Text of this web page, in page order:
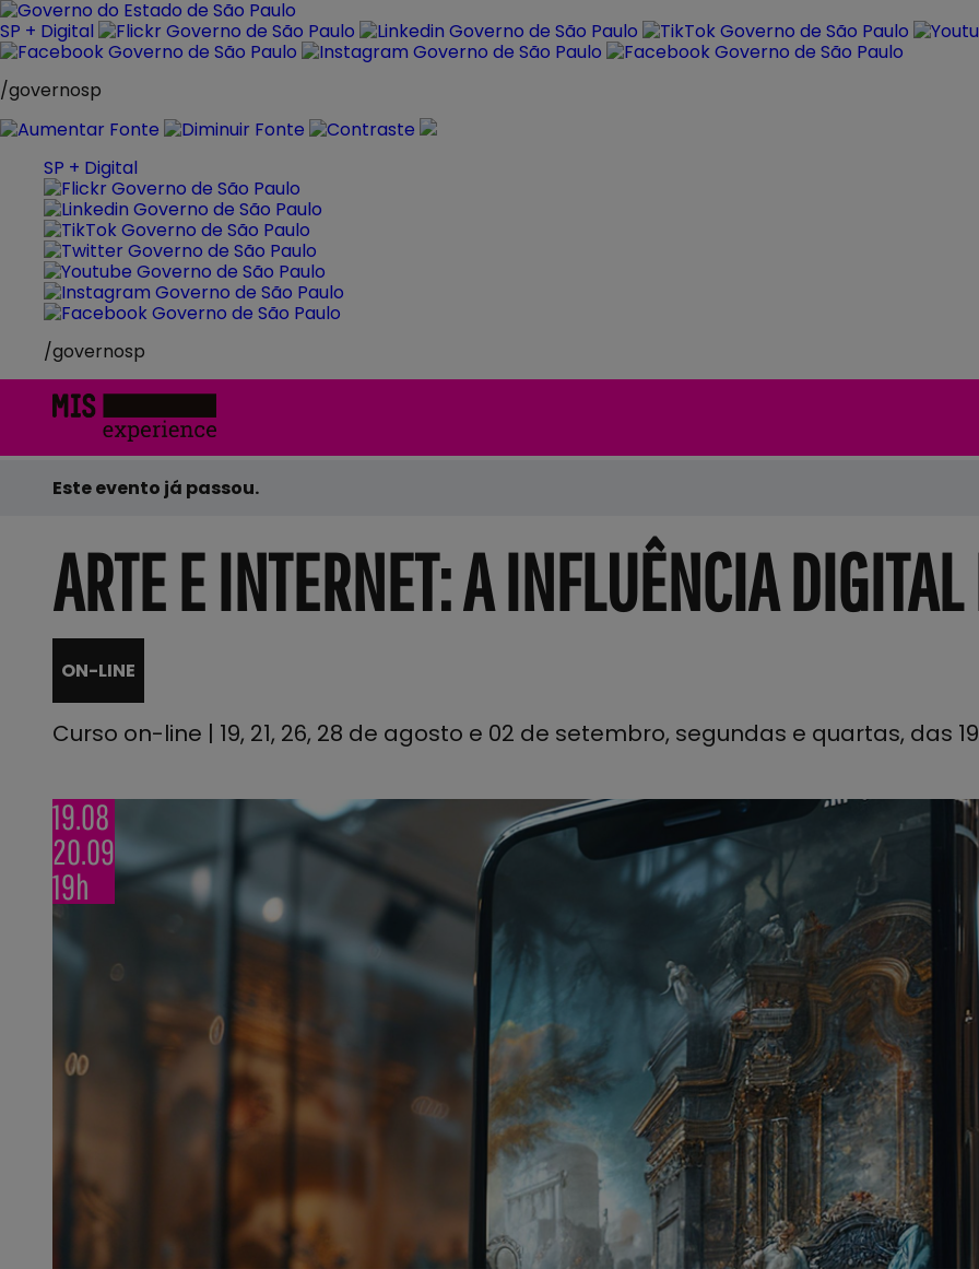
Pular
para
o
SP + Digital
/governosp
SP + Digital
/governosp
MIS
Experience
Este evento já passou.
ARTE E INTERNET: A INFLUÊNCIA
ON-LINE
Curso on-line | 19, 21, 26, 28 de agosto e 02 de setembro, segundas e quartas, das
19.08
20.09
19h